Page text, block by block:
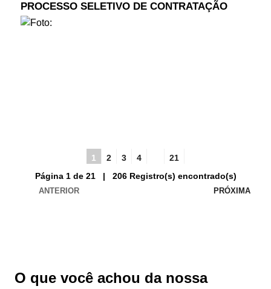
PROCESSO SELETIVO DE CONTRATAÇÃO
1 2 3 4 21
ANTERIOR
Página 1 de 21 | 206 Registro(s) encontrado(s)
PRÓXIMA
O que você achou da nossa